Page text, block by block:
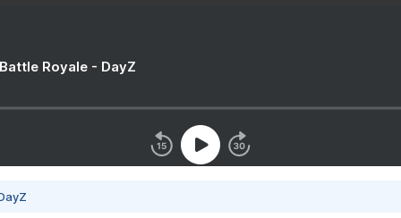
Royale - DayZ